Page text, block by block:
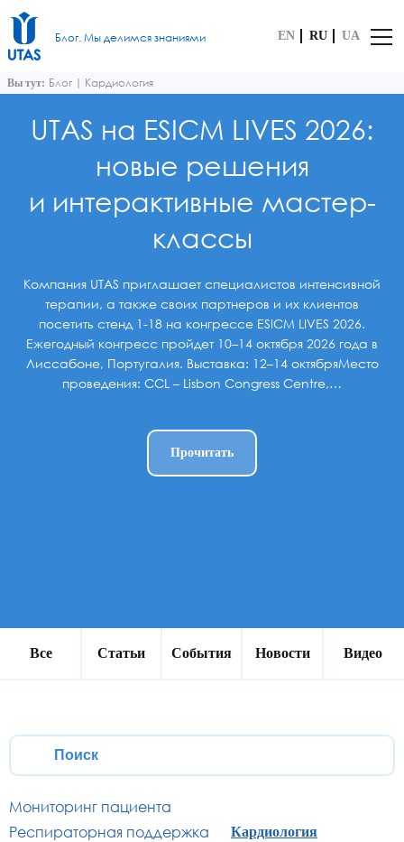
Блог. Мы делимся знаниями EN RU UA
Вы тут: Блог | Кардиология
UTAS на ESICM LIVES 2026:
новые решения
и интерактивные мастер-
классы
Компания UTAS приглашает специалистов интенсивной
терапии, а также своих партнеров и их клиентов
посетить стенд 1-18 на конгрессе ESICM LIVES 2026.
Ежегодный конгресс пройдет 10–14 октября 2026 года в
Лиссабоне, Португалия. Выставка: 12–14 октябряМесто
проведения: CCL – Lisbon Congress Centre,…
Прочитать
Все Статьи События Новости Видео
Мониторинг пациента
Респираторная поддержка
Кардиология